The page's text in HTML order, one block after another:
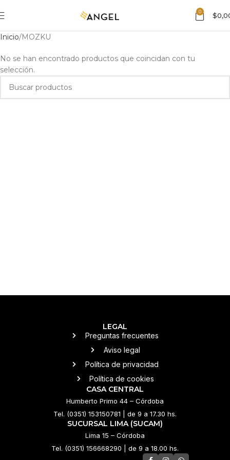
0 $
Inicio MOZKU
No se han encontrado productos que coincidan con tu
selección.
LEGAL
Preguntas frecuentes
Aviso legal
Política de privacidad
Política de cookies
CASA CENTRAL
Humberto Primo 44 – Córdoba
Tel. (0351) 153150781 | de 9 a 17.30 hs.
SUCURSAL LIMA (SUCAM)
Lima 15 – Córdoba
Tel. (0351) 156668290 | de 9 a 18.00 hs.